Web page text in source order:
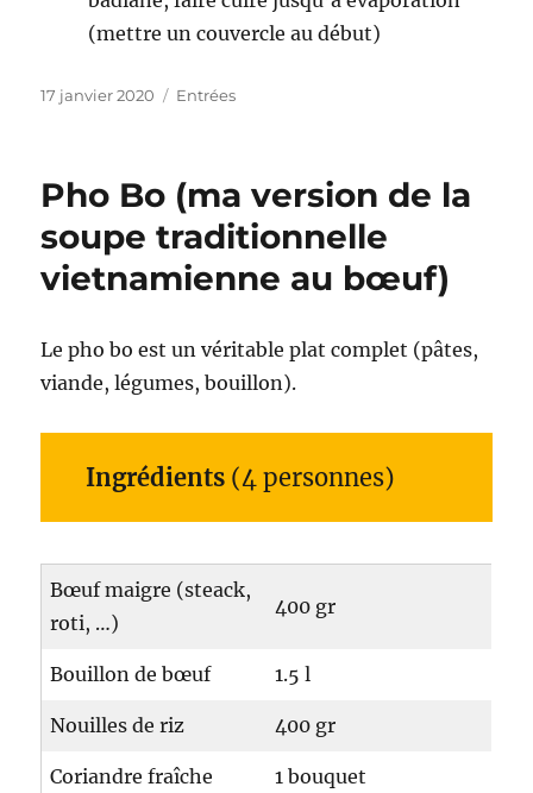
(mettre un couvercle au début)
Publié
17 janvier 2020 Catégories
Entrées
Pho Bo (ma version de la
soupe traditionnelle
vietnamienne au bœuf)
Le pho bo est un véritable plat complet (pâtes,
viande, légumes, bouillon).
Ingrédients (4 personnes)
Bœuf maigre (steack,
roti, …)
400 gr
Bouillon de bœuf 1.5 l
Nouilles de riz 400 gr
Coriandre fraîche 1 bouquet